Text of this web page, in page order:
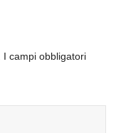
I campi obbligatori